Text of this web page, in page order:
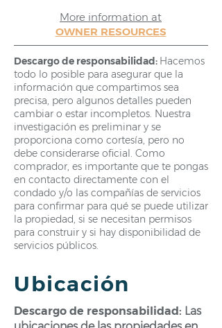
More information at
OWNER RESOURCES
Descargo de responsabilidad: Hacemos
todo lo posible para asegurar que la
información que compartimos sea
precisa, pero algunos detalles pueden
cambiar o estar incompletos. Nuestra
investigación es preliminar y se
proporciona como cortesía, pero no
debe considerarse oficial. Como
comprador, es importante que te pongas
en contacto directamente con el
condado y/o las compañías de servicios
para confirmar para qué se puede utilizar
la propiedad, si se necesitan permisos
para construir y si hay disponibilidad de
servicios públicos.
Ubicación
Descargo de responsabilidad: Las